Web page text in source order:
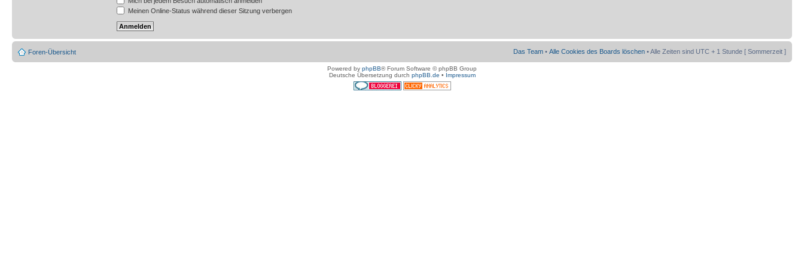
Meinen Online-Status während dieser Sitzung verbergen
Foren-Übersicht Das Team • Alle Cookies des Boards löschen • Alle Zeiten sind UTC + 1 Stunde [ Sommerzeit ]
Powered by phpBB® Forum Software © phpBB Group
Deutsche Übersetzung durch phpBB.de • Impressum